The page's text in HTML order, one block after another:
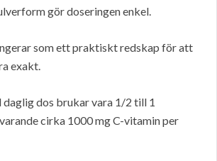
gör doseringen enkel.
som ett praktiskt redskap för att
exakt.
daglig dos brukar vara 1/2 till 1
cirka 1000 mg C-vitamin per